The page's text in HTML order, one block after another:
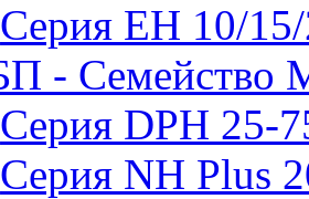
Серия EH 10/
- Семейство
Серия DPH 25-
Серия NH Plus